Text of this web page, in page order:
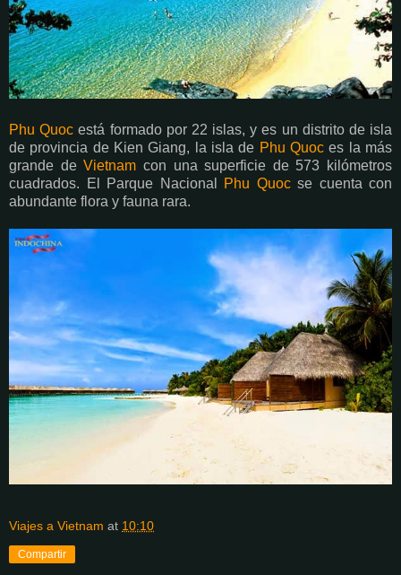
Phu Quoc está formado por 22 islas, y es un distrito de isla
de provincia de Kien Giang, la isla de Phu Quoc es la más
grande deVietnam con una superficie de 573 kilómetros
cuadrados. El Parque Nacional
Phu Quocse cuenta con
abundante flora y fauna rara.
Viajes a Vietnam at 10:10
Compartir